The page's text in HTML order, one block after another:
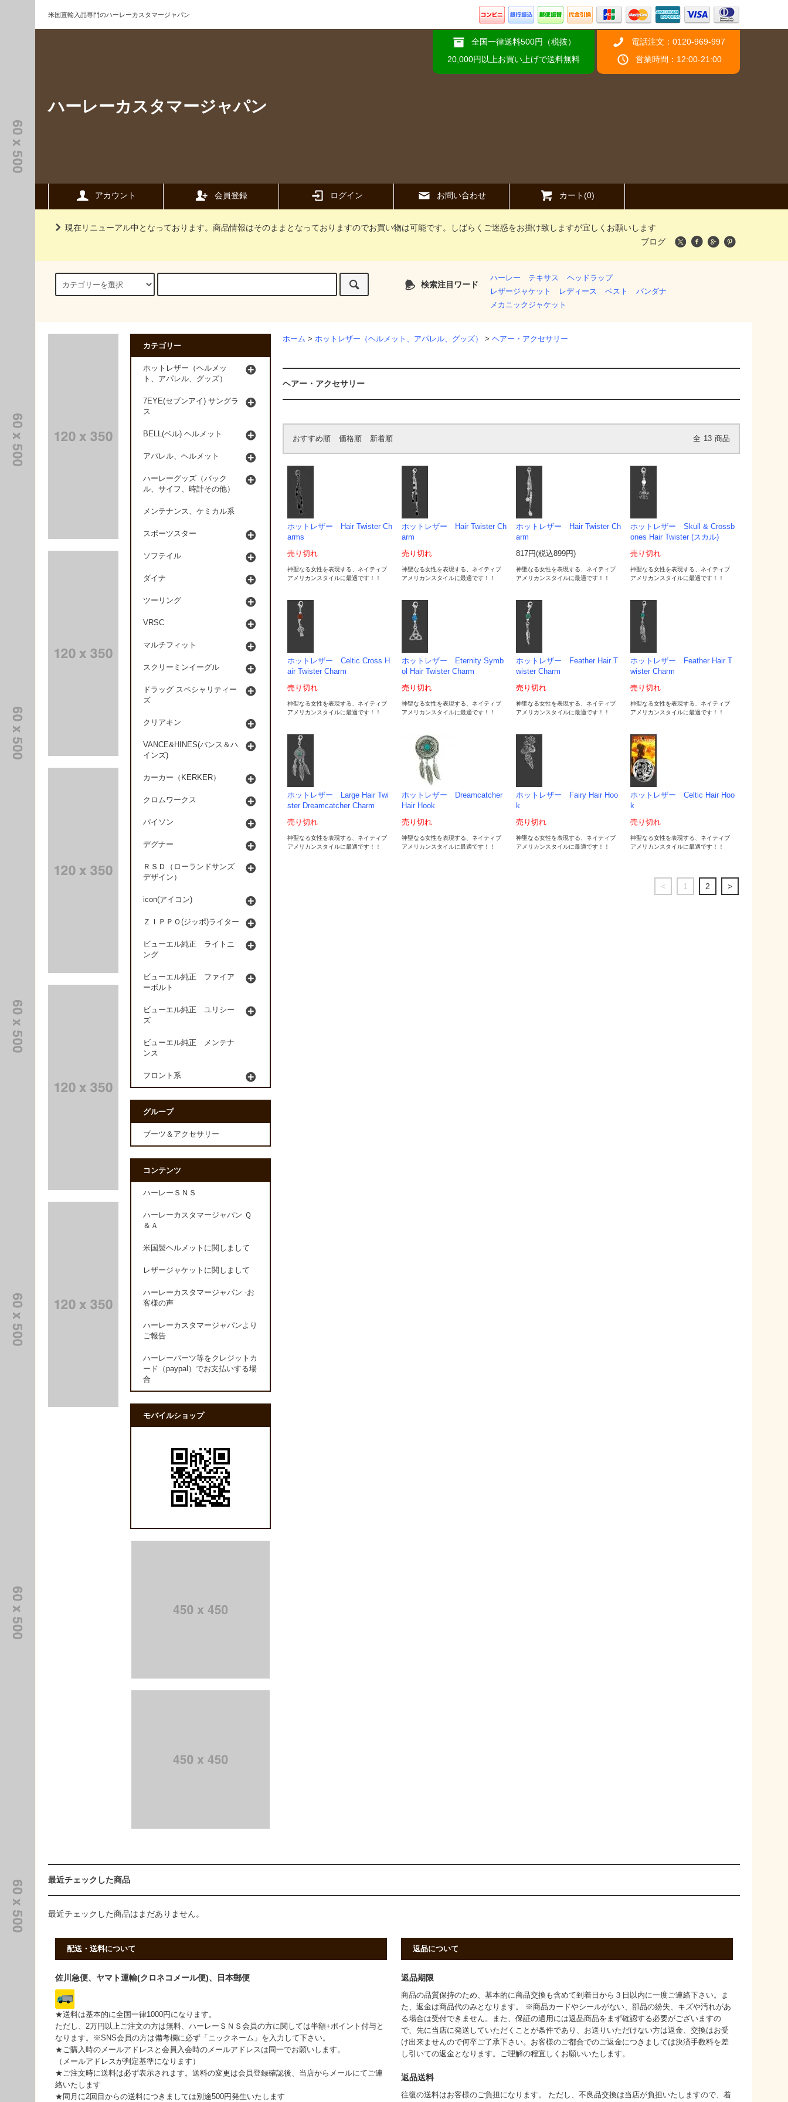
米国直輸入品専門のハーレーカスタマージャパン
ハーレーカスタマージャパン
全国一律送料500円（税抜）
20,000円以上お買い上げで送料無料
電話注文：0120-969-997
営業時間：12:00-21:00
アカウント 会員登録 ログイン お問い合わせ カート(0)
現在リニューアル中となっております。商品情報はそのままとなっておりますのでお買い物は可能です。しばらくご迷惑をお掛け致しますが宜しくお願いします
ブログ
検索注目ワード
ハーレー テキサス
ヘッドラップ
レザージャケット レディース
ベスト
バンダナ
メカニックジャケット
ホーム > ホットレザー（ヘルメット、アパレル、グッズ） > ヘアー・アクセサリー
ヘアー・アクセサリー
おすすめ順 価格順 新着順 全 13 商品
ホットレザー Hair Twister Ch
arms
売り切れ
神聖なる女性を表現する、ネイティブ
アメリカンスタイルに最適です！！
ホットレザー Hair Twister Ch
arm
売り切れ
神聖なる女性を表現する、ネイティブ
アメリカンスタイルに最適です！！
ホットレザー Hair Twister Ch
arm
817円(税込899円)
神聖なる女性を表現する、ネイティブ
アメリカンスタイルに最適です！！
ホットレザー Skull & Crossb
ones Hair Twister (スカル)
売り切れ
神聖なる女性を表現する、ネイティブ
アメリカンスタイルに最適です！！
ホットレザー Celtic Cross H
air Twister Charm
売り切れ
神聖なる女性を表現する、ネイティブ
アメリカンスタイルに最適です！！
ホットレザー Eternity Symb
ol Hair Twister Charm
売り切れ
神聖なる女性を表現する、ネイティブ
アメリカンスタイルに最適です！！
ホットレザー Feather Hair T
wister Charm
売り切れ
神聖なる女性を表現する、ネイティブ
アメリカンスタイルに最適です！！
ホットレザー Feather Hair T
wister Charm
売り切れ
神聖なる女性を表現する、ネイティブ
アメリカンスタイルに最適です！！
ホットレザー Large Hair Twi
ster Dreamcatcher Charm
売り切れ
神聖なる女性を表現する、ネイティブ
アメリカンスタイルに最適です！！
ホットレザー Dreamcatcher
Hair Hook
売り切れ
神聖なる女性を表現する、ネイティブ
アメリカンスタイルに最適です！！
ホットレザー Fairy Hair Hoo
k
売り切れ
神聖なる女性を表現する、ネイティブ
アメリカンスタイルに最適です！！
ホットレザー Celtic Hair Hoo
k
売り切れ
神聖なる女性を表現する、ネイティブ
アメリカンスタイルに最適です！！
< 1 2 >
カテゴリー
ホットレザー（ヘルメッ
ト、アパレル、グッズ）
7EYE(セブンアイ) サングラ
ス
BELL(ベル) ヘルメット
アパレル、ヘルメット
ハーレーグッズ（バック
ル、サイフ、時計その他）
メンテナンス、ケミカル系
スポーツスター
ソフテイル
ダイナ
ツーリング
VRSC
マルチフィット
スクリーミンイーグル
ドラッグ スペシャリティー
ズ
クリアキン
VANCE&HINES(バンス＆ハ
インズ)
カーカー（KERKER）
クロムワークス
パイソン
デグナー
ＲＳＤ（ローランドサンズ
デザイン）
icon(アイコン)
ＺＩＰＰＯ(ジッポ)ライター
ビューエル純正 ライトニ
ング
ビューエル純正 ファイア
ーボルト
ビューエル純正 ユリシー
ズ
ビューエル純正 メンテナ
ンス
フロント系
グループ
ブーツ＆アクセサリー
コンテンツ
ハーレーＳＮＳ
ハーレーカスタマージャパン Ｑ
＆Ａ
米国製ヘルメットに関しまして
レザージャケットに関しまして
ハーレーカスタマージャパン -お
客様の声
ハーレーカスタマージャパンより
ご報告
ハーレーパーツ等をクレジットカ
ード（paypal）でお支払いする場
合
モバイルショップ
最近チェックした商品
最近チェックした商品はまだありません。
配送・送料について
佐川急便、ヤマト運輸(クロネコメール便)、日本郵便
★送料は基本的に全国一律1000円になります。
ただし、2万円以上ご注文の方は無料、ハーレーＳＮＳ会員の方に関しては半額+ポイント付与と
なります。※SNS会員の方は備考欄に必ず「ニックネーム」を入力して下さい。
★ご購入時のメールアドレスと会員入会時のメールアドレスは同一でお願いします。
（メールアドレスが判定基準になります）
★ご注文時に送料は必ず表示されます。送料の変更は会員登録確認後、当店からメールにてご連
絡いたします
★同月に2回目からの送料につきましては別途500円発生いたします
返品について
返品期限
商品の品質保持のため、基本的に商品交換も含めて到着日から３日以内に一度ご連絡下さい。ま
た、返金は商品代のみとなります。 ※商品カードやシールがない、部品の紛失、キズや汚れがあ
る場合は受付できません。また、保証の適用には返品商品をまず確認する必要がございますの
で、先に当店に発送していただくことが条件であり、お送りいただけない方は返金、交換はお受
け出来ませんので何卒ご了承下さい。お客様のご都合でのご返金につきましては決済手数料を差
し引いての返金となります。ご理解の程宜しくお願いいたします。
返品送料
往復の送料はお客様のご負担になります。 ただし、不良品交換は当店が負担いたしますので、着